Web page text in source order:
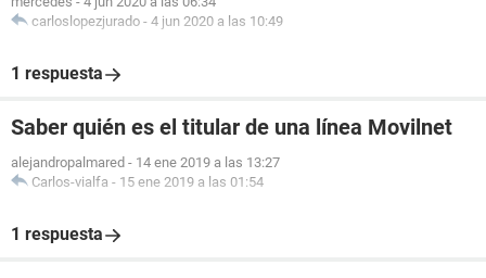
carloslopezjurado - 4 jun 2020 a las 10:49
1 respuesta
Saber quién es el titular de una línea Movilnet
alejandropalmared - 14 ene 2019 a las 13:27
Carlos-vialfa - 15 ene 2019 a las 01:54
1 respuesta